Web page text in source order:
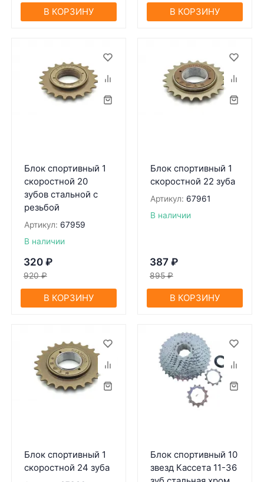
В КОРЗИНУ В КОРЗИНУ
Блок спортивный 1
скоростной 20
зубов стальной c
резьбой
Артикул: 67959
В наличии
320 ₽
920 ₽
В КОРЗИНУ
Блок спортивный 1
скоростной 22 зуба
Артикул: 67961
В наличии
387 ₽
895 ₽
В КОРЗИНУ
Блок спортивный 1
скоростной 24 зуба
Блок спортивный 10
звезд Кассета 11-36